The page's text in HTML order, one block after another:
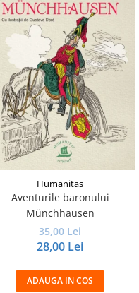
Humanitas
Aventurile baronului
Münchhausen
35,00 Lei
28,00 Lei
ADAUGA IN COS